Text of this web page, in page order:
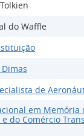
do Waffle
de
em Memória
e do Comércio